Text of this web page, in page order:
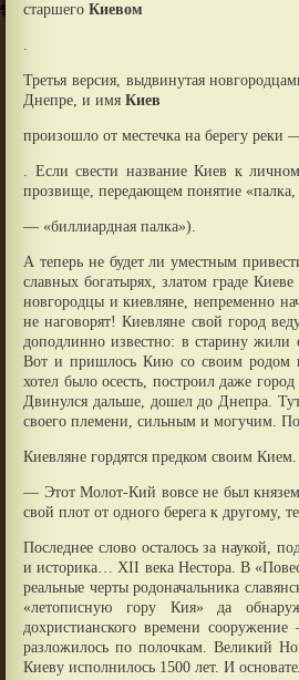
старшего Киевом
.
Третья версия, выдвинутая
Днепре, и имя Киев
произошло от местечка на берегу реки
. Если свести название Киев к
прозвище, передающем понятие
— «биллиардная палка»).
А теперь не будет ли уместным
славных богатырях, златом граде
новгородцы и киевляне, непременно
не наговорят! Киевляне свой город
доподлинно известно: в старину
Вот и пришлось Кию со своим родом
хотел было осесть, построил даже
Двинулся дальше, дошел до Днепра.
своего племени, сильным и могучим.
Киевляне гордятся предком своим
— Этот Молот-Кий вовсе не был
свой плот от одного берега к другому,
Последнее слово осталось за наукой,
и историка… XII века Нестора. В
реальные черты родоначальника
«летописную гору Кия» да
дохристианского времени
разложилось по полочкам. Великий
Киеву исполнилось 1500 лет. И